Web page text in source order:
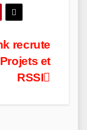
recrute
et
RSSI